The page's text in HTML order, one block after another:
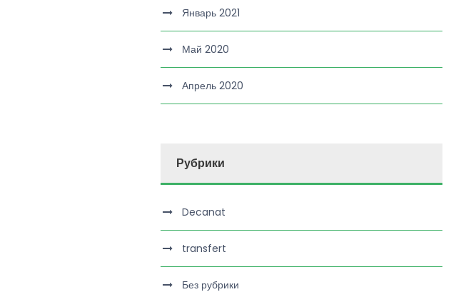
Январь 2021
Май 2020
Апрель 2020
Рубрики
Decanat
transfert
Без рубрики